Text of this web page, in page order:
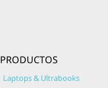
PRODUCTOS
Laptops & Ultrabooks